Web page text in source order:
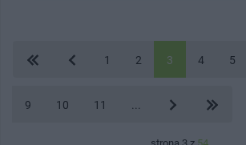
1 2 3 4 5
9 10 11